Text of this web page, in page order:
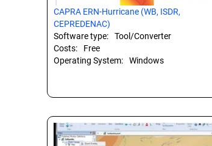
CAPRA ERN-Hurricane (WB, ISDR,
CEPREDENAC)
Software type:
Tool/Converter
Costs:
Free
Operating System:
Windows